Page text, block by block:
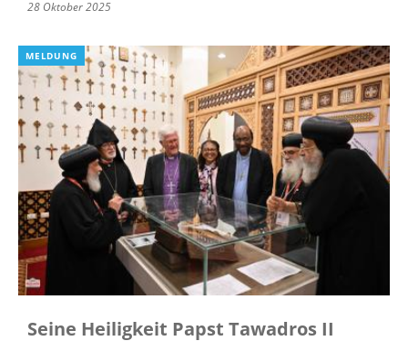
28 Oktober 2025
MELDUNG
Seine Heiligkeit Papst Tawadros II